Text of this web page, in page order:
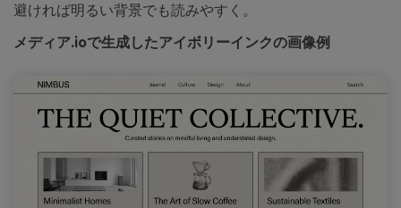
避ければ明るい背景でも読みやすく。
メディア.ioで生成したアイボリーインクの画像例